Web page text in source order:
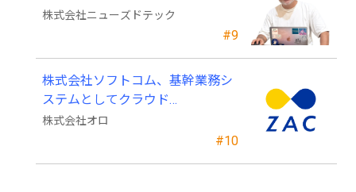
#9
氏がニューズドテックの戦略顧問
株式会社ニューズドテック
#10
株式会社ソフトコム、基幹業務シ
ステムとしてクラウド
ERP「ZAC」を採用
株式会社オロ